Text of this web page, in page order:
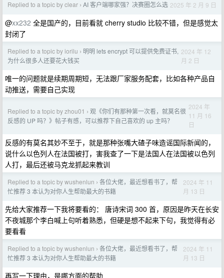
Replied to a topic by clear › AI 客户端哪家强？决赛圈怎么选 2025 年 2 月 9 日
@xx232 全是国产的，目前看就 cherry studio 比较不错，但是感觉太
封闭了
Replied to a topic by iorilu › 明明 lets encrypt 可以提供免费证书,
为什么很多人还要花大钱买
2024 年 12
月 2 日
唯一的问题就是续期周期短，无法跟厂家服务配套，比如各种产品自
动推送，需要自己实现
Replied to a topic by zhou01 › 观《你们有那种第一次看，就莫名很
反感的 UP 吗？》帖子有感，可以推荐下自己喜欢的 up 主吗？
2024 年
11 月 16
日
反感的有莫名其妙不至于，就是那种张嘴大碴子味造谣国际新闻的，
说什么以色列人在法国被打，害我查了一下是法国人在法国被以色列
人打，最后还被马克龙抓起来教训
Replied to a topic by wushenlun › 各位大佬，最近想看书了，帮
忙推荐 3 本认为对你人生帮助最大的书籍
2024 年 11
月 13 日
先给大家推荐一下我将要看的： 唐诗宋词 300 首，原因是昨天在长安
不夜城那个李白喊上句听着熟悉，但硬是想不起来下句，我觉得有必
要看看
Replied to a topic by wushenlun › 各位大佬，最近想看书了，帮
忙推荐 3 本认为对你人生帮助最大的书籍
2024 年 11
月 13 日
再写一下理由，是哪方面的帮助